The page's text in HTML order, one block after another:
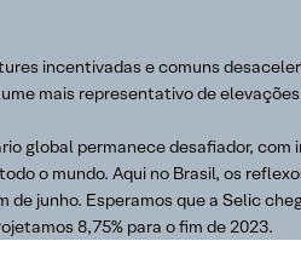
incentivadas e comuns
mais representativo de
global permanece desafiador,
o mundo. Aqui no Brasil, os
de junho. Esperamos que a Selic
8,75% para o fim de 2023.